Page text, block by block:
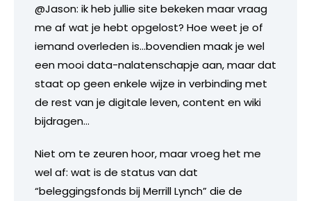
@Jason: ik heb jullie site bekeken maar vraag
me af wat je hebt opgelost? Hoe weet je of
iemand overleden is…bovendien maak je wel
een mooi data-nalatenschapje aan, maar dat
staat op geen enkele wijze in verbinding met
de rest van je digitale leven, content en wiki
bijdragen…
Niet om te zeuren hoor, maar vroeg het me
wel af: wat is de status van dat
“beleggingsfonds bij Merrill Lynch” die de